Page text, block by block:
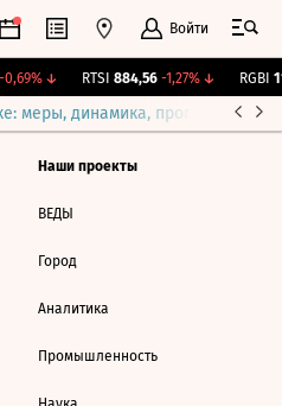
Войти
↓ RTSI 884,56 -1,27%↓ RGBI
меры, динамика, прогнозы
Наши проекты
ВЕДЫ
Город
Аналитика
Промышленность